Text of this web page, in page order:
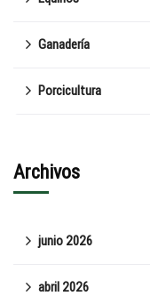
Ganadería
Porcicultura
Archivos
junio 2026
abril 2026